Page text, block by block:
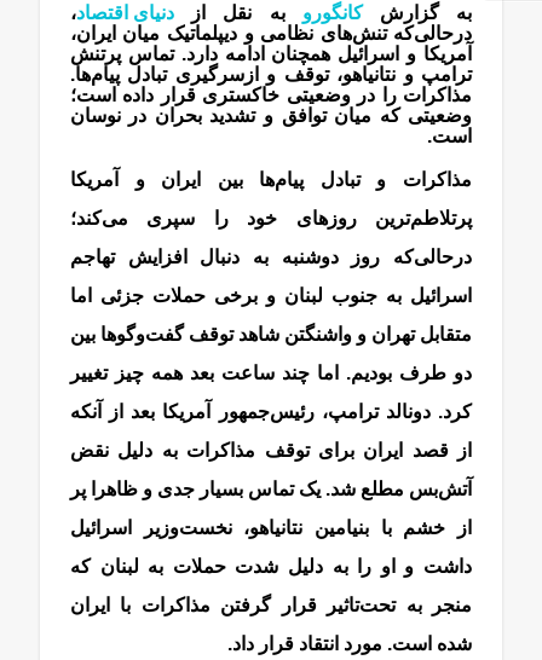
به گزارشکانگورو به نقل ازدنیای اقتصاد،
درحالی‌که تنش‌های نظامی و دیپلماتیک میان ایران،
آمریکا و اسرائیل همچنان ادامه دارد. تماس پرتنش
ترامپ و نتانیاهو، توقف و ازسرگیری تبادل پیام‌ها.
مذاکرات را در وضعیتی خاکستری قرار داده است؛
وضعیتی که میان توافق و تشدید بحران در نوسان
است.
مذاکرات و تبادل پیام‌ها بین ایران و آمریکا
پرتلاطم‌ترین روزهای خود را سپری می‌کند؛
درحالی‌که روز دوشنبه به دنبال افزایش تهاجم
اسرائیل به جنوب لبنان و برخی حملات جزئی اما
متقابل تهران و واشنگتن شاهد توقف گفت‌وگوها بین
دو طرف بودیم. اما چند ساعت بعد همه چیز تغییر
کرد. دونالد ترامپ، رئیس‌جمهور آمریکا بعد از آنکه
از قصد ایران برای توقف مذاکرات به دلیل نقض
آتش‌بس مطلع شد. یک تماس بسیار جدی و ظاهرا پر
از خشم با بنیامین نتانیاهو، نخست‌وزیر اسرائیل
داشت و او را به دلیل شدت حملات به لبنان که
منجر به تحت‌تاثیر قرار گرفتن مذاکرات با ایران
شده است. مورد انتقاد قرار داد.